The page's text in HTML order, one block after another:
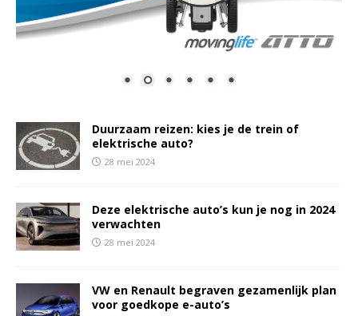
Duurzaam reizen: kies je de trein of
elektrische auto?
28 mei 2024
Deze elektrische auto’s kun je nog in 2024
verwachten
28 mei 2024
VW en Renault begraven gezamenlijk plan
voor goedkope e-auto’s